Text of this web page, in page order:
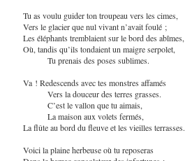
Tu as voulu guider ton troupeau vers les cimes,
Vers le glacier que nul vivant n’avait foulé ;
Les éléphants tremblaient sur le bord des abîmes,
Où, tandis qu’ils tondaient un maigre serpolet,
Tu prenais des poses sublimes.
Va ! Redescends avec tes monstres affamés
Vers la douceur des terres grasses.
C’est le vallon que tu aimais,
La maison aux volets fermés,
La flûte au bord du fleuve et les vieilles terrasses.
Voici la plaine herbeuse où tu reposeras